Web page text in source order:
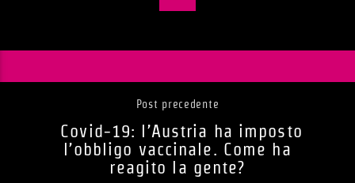
Post precedente
Covid-19: l’Austria ha imposto
l’obbligo vaccinale. Come ha
reagito la gente?